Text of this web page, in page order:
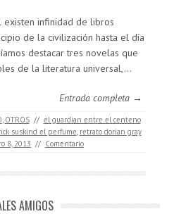
existen infinidad de libros
de la civilización hasta el día
destacar tres novelas que
de la literatura universal,…
Entrada completa →
, OTROS // el guardian entre el centeno
suskind el perfume, retrato dorian gray
8, 2013 // Comentario
AMIGOS